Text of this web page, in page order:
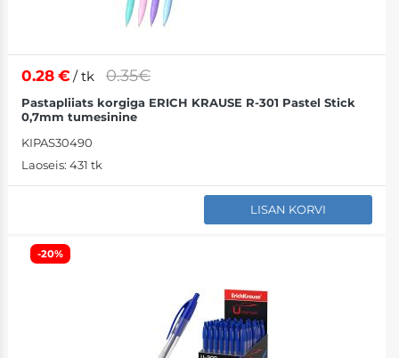
0.28 €/ tk 0.35€
Pastapliiats korgiga ERICH KRAUSE R-301 Pastel Stick
0,7mm tumesinine
KIPAS30490
Laoseis: 431 tk
LISAN KORVI
-20%